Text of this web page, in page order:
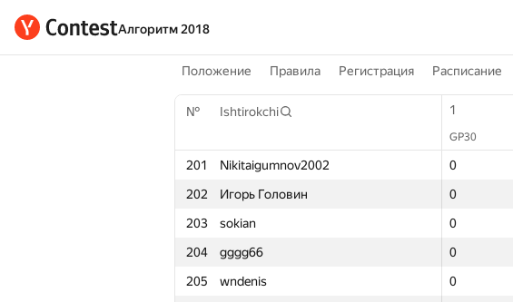
Алгоритм 2018
Положение Правила Регистрация Расписание
№ Ishtirokchi 1
GP30
201 Nikitaigumnov2002 0
202
Игорь Головин 0
203
sokian 0
204
gggg66 0
205
wndenis 0